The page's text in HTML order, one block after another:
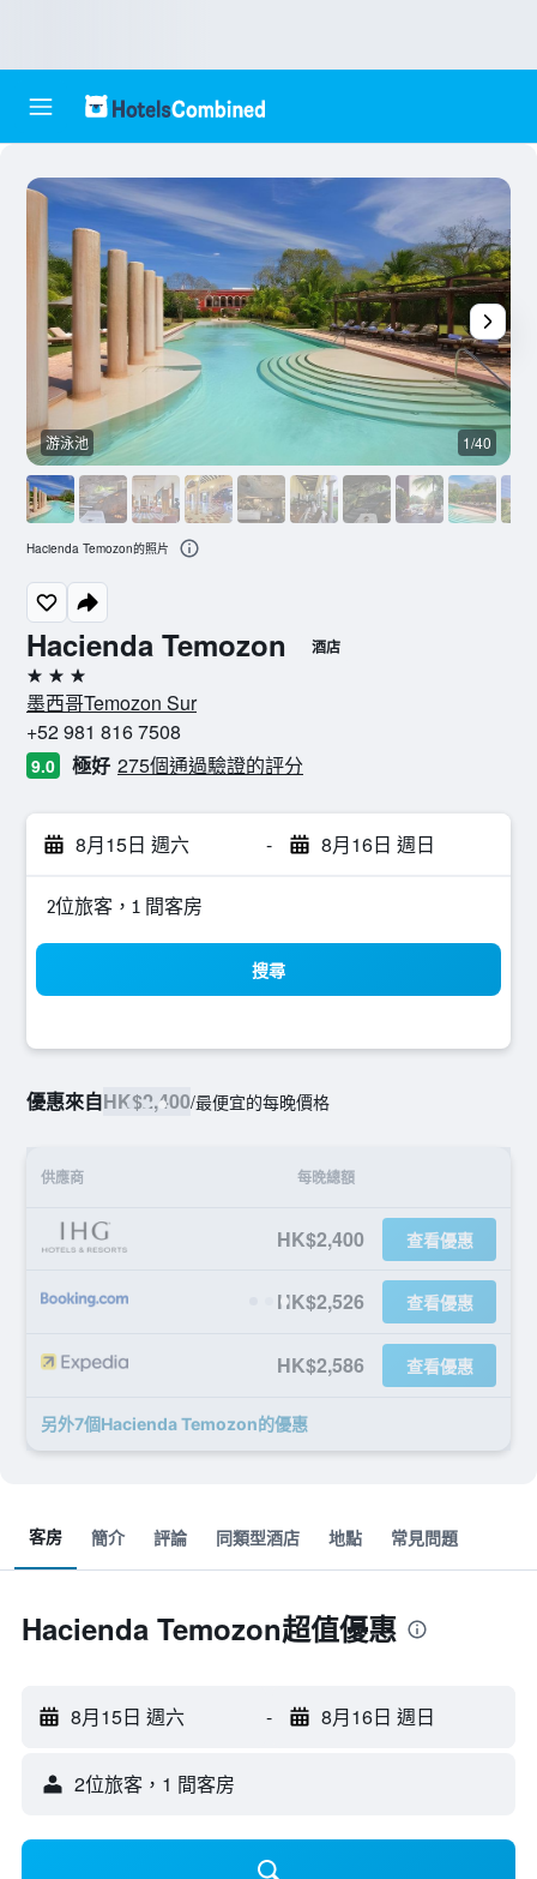
Hacienda Temozon 酒店
3星級
墨西哥Temozon Sur
+52 981 816 7508
9.0 極好 275個通過驗證的評分
8月15日 週六 - 8月16日 週日
2位旅客，1 間客房
搜尋
優惠來自HK$2,400/最便宜的每晚價格
供應商 每晚總額
HK$2,400 查看優惠
HK$2,526 查看優惠
HK$2,586 查看優惠
另外7個Hacienda Temozon​的優惠
游泳池 1/40
Hacienda Temozon的照片
客房 簡介 評論 同類型酒店 地點 常見問題
Hacienda Temozon超值優惠
8月15日 週六 - 8月16日 週日
2位旅客，1 間客房